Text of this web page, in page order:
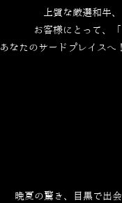
上質な厳選和牛
お客様にとって、
あなたのサードプレイスへ
晩夏の驚き、目黒で出